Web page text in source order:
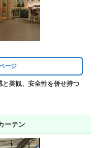
ージ
美観、安全性を併せ持つ
ーテン